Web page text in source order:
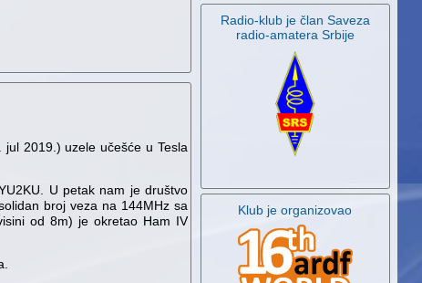
2019.) uzele učešće u Tesla
U petak nam je društvo
broj veza na 144MHz sa
od 8m) je okretao Ham IV
Radio-klub je član Saveza
radio-amatera Srbije
Klub je organizovao